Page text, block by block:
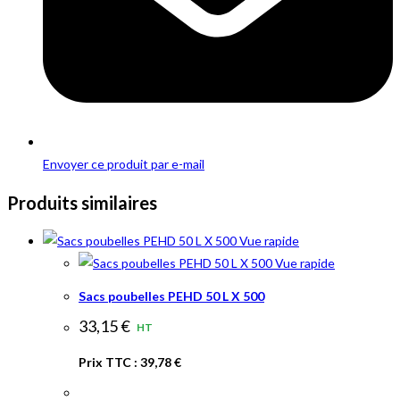
Envoyer ce produit par e-mail
Produits similaires
Vue rapide
Vue rapide
Sacs poubelles PEHD 50 L X 500
33,15€ HT
Prix TTC : 39,78€